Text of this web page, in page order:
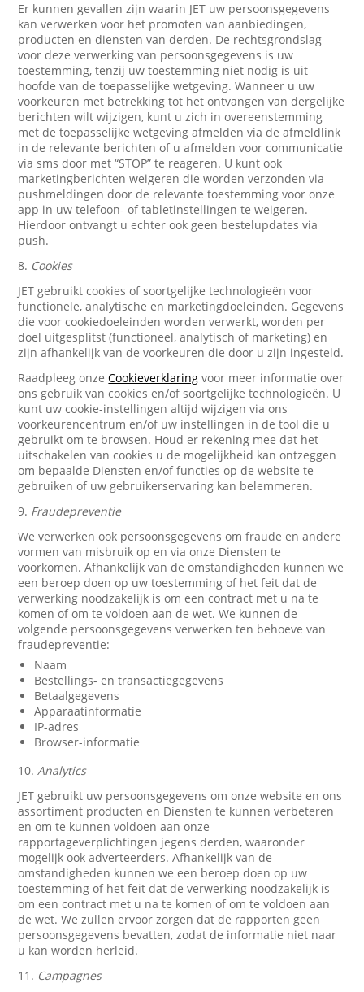
Er kunnen gevallen zijn waarin JET uw persoonsgegevens
kan verwerken voor het promoten van aanbiedingen,
producten en diensten van derden. De rechtsgrondslag
voor deze verwerking van persoonsgegevens is uw
toestemming, tenzij uw toestemming niet nodig is uit
hoofde van de toepasselijke wetgeving. Wanneer u uw
voorkeuren met betrekking tot het ontvangen van dergelijke
berichten wilt wijzigen, kunt u zich in overeenstemming
met de toepasselijke wetgeving afmelden via de afmeldlink
in de relevante berichten of u afmelden voor communicatie
via sms door met “STOP” te reageren. U kunt ook
marketingberichten weigeren die worden verzonden via
pushmeldingen door de relevante toestemming voor onze
app in uw telefoon- of tabletinstellingen te weigeren.
Hierdoor ontvangt u echter ook geen bestelupdates via
push.
8. Cookies
JET gebruikt cookies of soortgelijke technologieën voor
functionele, analytische en marketingdoeleinden. Gegevens
die voor cookiedoeleinden worden verwerkt, worden per
doel uitgesplitst (functioneel, analytisch of marketing) en
zijn afhankelijk van de voorkeuren die door u zijn ingesteld.
Raadpleeg onzeCookieverklaring voor meer informatie over
ons gebruik van cookies en/of soortgelijke technologieën. U
kunt uw cookie-instellingen altijd wijzigen via ons
voorkeurencentrum en/of uw instellingen in de tool die u
gebruikt om te browsen. Houd er rekening mee dat het
uitschakelen van cookies u de mogelijkheid kan ontzeggen
om bepaalde Diensten en/of functies op de website te
gebruiken of uw gebruikerservaring kan belemmeren.
9. Fraudepreventie
We verwerken ook persoonsgegevens om fraude en andere
vormen van misbruik op en via onze Diensten te
voorkomen. Afhankelijk van de omstandigheden kunnen we
een beroep doen op uw toestemming of het feit dat de
verwerking noodzakelijk is om een contract met u na te
komen of om te voldoen aan de wet. We kunnen de
volgende persoonsgegevens verwerken ten behoeve van
fraudepreventie:
Naam
Bestellings- en transactiegegevens
Betaalgegevens
Apparaatinformatie
IP-adres
Browser-informatie
10.Analytics
JET gebruikt uw persoonsgegevens om onze website en ons
assortiment producten en Diensten te kunnen verbeteren
en om te kunnen voldoen aan onze
rapportageverplichtingen jegens derden, waaronder
mogelijk ook adverteerders. Afhankelijk van de
omstandigheden kunnen we een beroep doen op uw
toestemming of het feit dat de verwerking noodzakelijk is
om een contract met u na te komen of om te voldoen aan
de wet. We zullen ervoor zorgen dat de rapporten geen
persoonsgegevens bevatten, zodat de informatie niet naar
u kan worden herleid.
11. Campagnes